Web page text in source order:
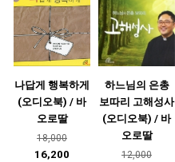
나답게 행복하게
(오디오북) / 바
오로딸
18,000
16,200
하느님의 은총
보따리 고해성사
(오디오북) / 바
오로딸
12,000